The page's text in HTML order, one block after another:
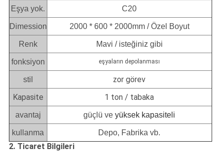
Eşya yok. C20
Dimession 2000 * 600 * 2000mm / Özel Boyut
Renk Mavi / isteğiniz gibi
fonksiyon eşyaların depolanması
stil
zor görev
Kapasite
1 ton / tabaka
avantaj güçlü veyüksek kapasiteli
kullanma Depo, Fabrika vb.
2. Ticaret Bilgileri